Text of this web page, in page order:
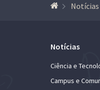
Notícias
Notícias
Ciência e
Campus e